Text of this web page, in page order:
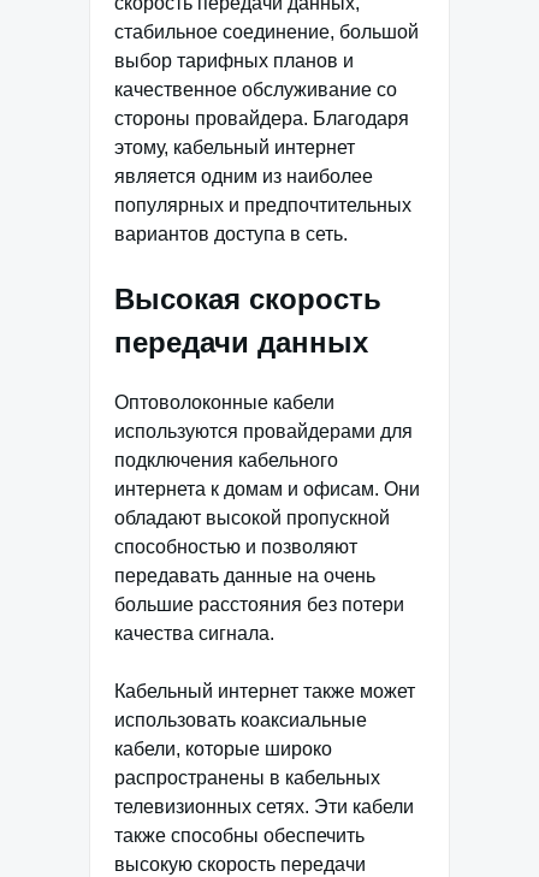
стабильное соединение, большой
выбор тарифных планов и
качественное обслуживание со
стороны провайдера. Благодаря
этому, кабельный интернет
является одним из наиболее
популярных и предпочтительных
вариантов доступа в сеть.
Высокая скорость
передачи данных
Оптоволоконные кабели
используются провайдерами для
подключения кабельного
интернета к домам и офисам. Они
обладают высокой пропускной
способностью и позволяют
передавать данные на очень
большие расстояния без потери
качества сигнала.
Кабельный интернет также может
использовать коаксиальные
кабели, которые широко
распространены в кабельных
телевизионных сетях. Эти кабели
также способны обеспечить
высокую скорость передачи